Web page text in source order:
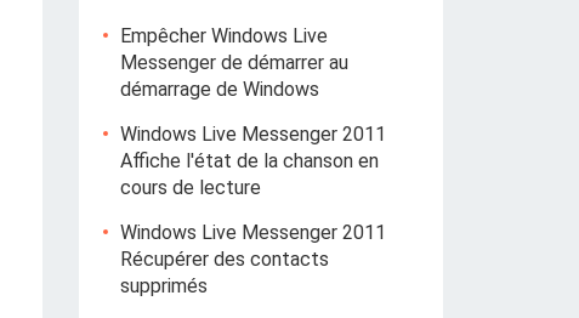
Empêcher Windows Live
Messenger de démarrer au
démarrage de Windows
Windows Live Messenger 2011
Affiche l'état de la chanson en
cours de lecture
Windows Live Messenger 2011
Récupérer des contacts
supprimés